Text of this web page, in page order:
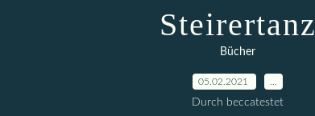
Steirertanz
Bücher
05.02.2021
Durch beccatestet